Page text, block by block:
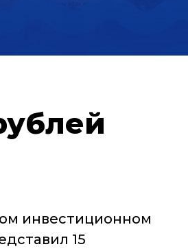
инвестиционном
15